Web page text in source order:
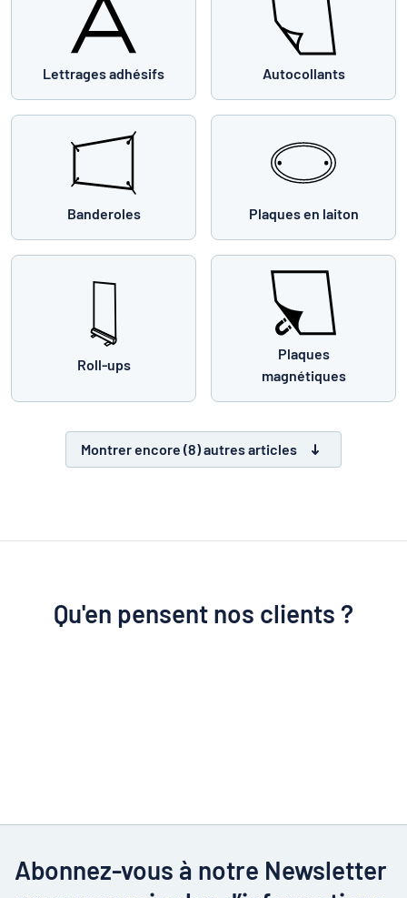
Lettrages adhésifs Autocollants
Banderoles Plaques en laiton
Roll-ups
Plaques
magnétiques
Montrer encore (8) autres articles
Qu'en pensent nos clients ?
Abonnez-vous à notre Newsletter